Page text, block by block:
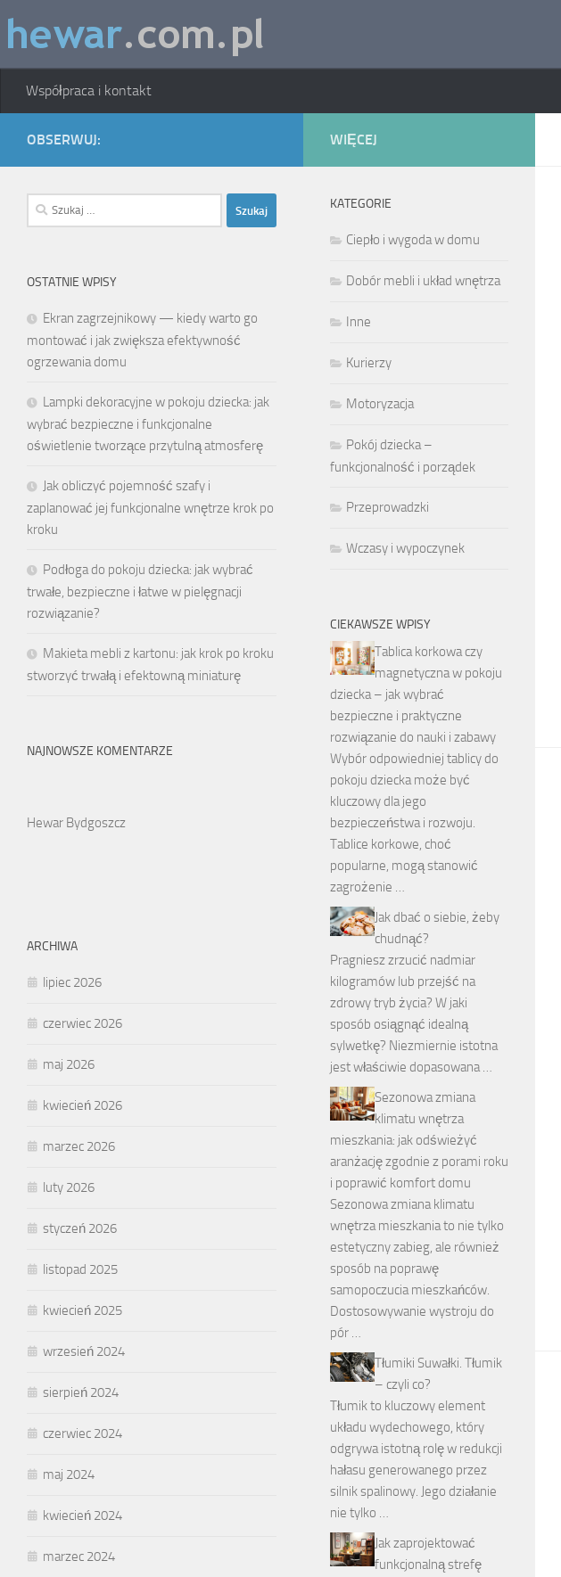
Skip to content
Współpraca i kontakt
OBSERWUJ:
Szukaj:
OSTATNIE WPISY
Ekran zagrzejnikowy — kiedy warto go
montować i jak zwiększa efektywność
ogrzewania domu
Lampki dekoracyjne w pokoju dziecka: jak
wybrać bezpieczne i funkcjonalne
oświetlenie tworzące przytulną atmosferę
Jak obliczyć pojemność szafy i
zaplanować jej funkcjonalne wnętrze krok po
kroku
Podłoga do pokoju dziecka: jak wybrać
trwałe, bezpieczne i łatwe w pielęgnacji
rozwiązanie?
Makieta mebli z kartonu: jak krok po kroku
stworzyć trwałą i efektowną miniaturę
NAJNOWSZE KOMENTARZE
Hewar Bydgoszcz
ARCHIWA
lipiec 2026
czerwiec 2026
maj 2026
kwiecień 2026
marzec 2026
luty 2026
styczeń 2026
listopad 2025
kwiecień 2025
wrzesień 2024
sierpień 2024
czerwiec 2024
maj 2024
kwiecień 2024
marzec 2024
WIĘCEJ
KATEGORIE
Ciepło i wygoda w domu
Dobór mebli i układ wnętrza
Inne
Kurierzy
Motoryzacja
Pokój dziecka –
funkcjonalność i porządek
Przeprowadzki
Wczasy i wypoczynek
CIEKAWSZE WPISY
Tablica korkowa czy
magnetyczna w pokoju
dziecka – jak wybrać
bezpieczne i praktyczne
rozwiązanie do nauki i zabawy
Wybór odpowiedniej tablicy do
pokoju dziecka może być
kluczowy dla jego
bezpieczeństwa i rozwoju.
Tablice korkowe, choć
popularne, mogą stanowić
zagrożenie …
Jak dbać o siebie, żeby
chudnąć?
Pragniesz zrzucić nadmiar
kilogramów lub przejść na
zdrowy tryb życia? W jaki
sposób osiągnąć idealną
sylwetkę? Niezmiernie istotna
jest właściwie dopasowana …
Sezonowa zmiana
klimatu wnętrza
mieszkania: jak odświeżyć
aranżację zgodnie z porami roku
i poprawić komfort domu
Sezonowa zmiana klimatu
wnętrza mieszkania to nie tylko
estetyczny zabieg, ale również
sposób na poprawę
samopoczucia mieszkańców.
Dostosowywanie wystroju do
pór …
Tłumiki Suwałki. Tłumik
– czyli co?
Tłumik to kluczowy element
układu wydechowego, który
odgrywa istotną rolę w redukcji
hałasu generowanego przez
silnik spalinowy. Jego działanie
nie tylko …
Jak zaprojektować
funkcjonalną strefę